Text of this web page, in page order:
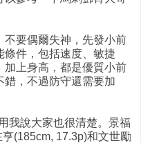
不要偶爾失神，先發小前
條件，包括速度、敏捷
加上身高，都是優質小前
錯，不過防守還需要加
我說大家也很清楚。景福
(185cm, 17.3p)和文世勵